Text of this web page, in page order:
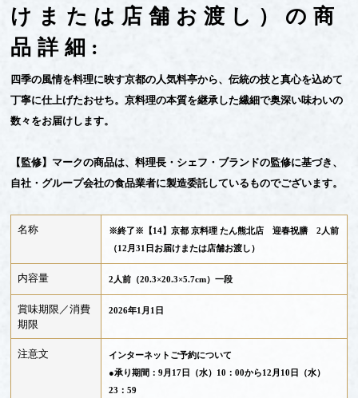
けまたは店舗お渡し）の商
品詳細:
四季の風情を料理に映す京都の人気料亭から、伝統の技と真心を込めて
丁寧に仕上げたおせち。京料理の本質を継承した繊細で奥深い味わいの
数々をお届けします。
【監修】マークの商品は、料理長・シェフ・ブランドの監修に基づき、
自社・グループ会社の食品業者に製造委託しているものでございます。
名称
※終了※【14】京都 京料理 たん熊北店 迎春祝膳 2人前
（12月31日お届けまたは店舗お渡し）
内容量 2人前（20.3×20.3×5.7cm）一段
賞味期限／消費
期限
2026年1月1日
注意文
インターネットご予約について
●承り期間：9月17日（水）10：00から12月10日（水）
23：59